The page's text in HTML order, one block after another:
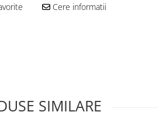
Cere informatii
SIMILARE